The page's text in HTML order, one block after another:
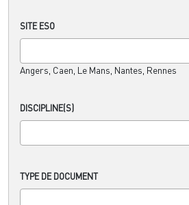
SITE ESO
Angers, Caen, Le Mans, Nantes, Rennes
DISCIPLINE(S)
TYPE DE DOCUMENT